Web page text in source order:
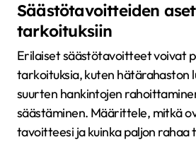
Säästötavoitteiden
tarkoituksiin
Erilaiset säästötavoitteet voivat
tarkoituksia, kuten hätärahaston
suurten hankintojen
säästäminen. Määrittele, mitkä
tavoitteesi ja kuinka paljon rahaa